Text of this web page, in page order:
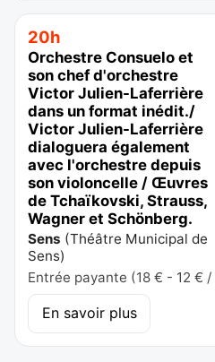
20h
Orchestre Consuelo et
son chef d'orchestre
Victor Julien-Laferrière
dans un format inédit./
Victor Julien-Laferrière
dialoguera également
avec l'orchestre depuis
son violoncelle / Œuvres
de Tchaïkovski, Strauss,
Wagner et Schönberg.
Sens (Théâtre Municipal de
Sens)
Entrée payante (18 € - 12 €
En savoir plus